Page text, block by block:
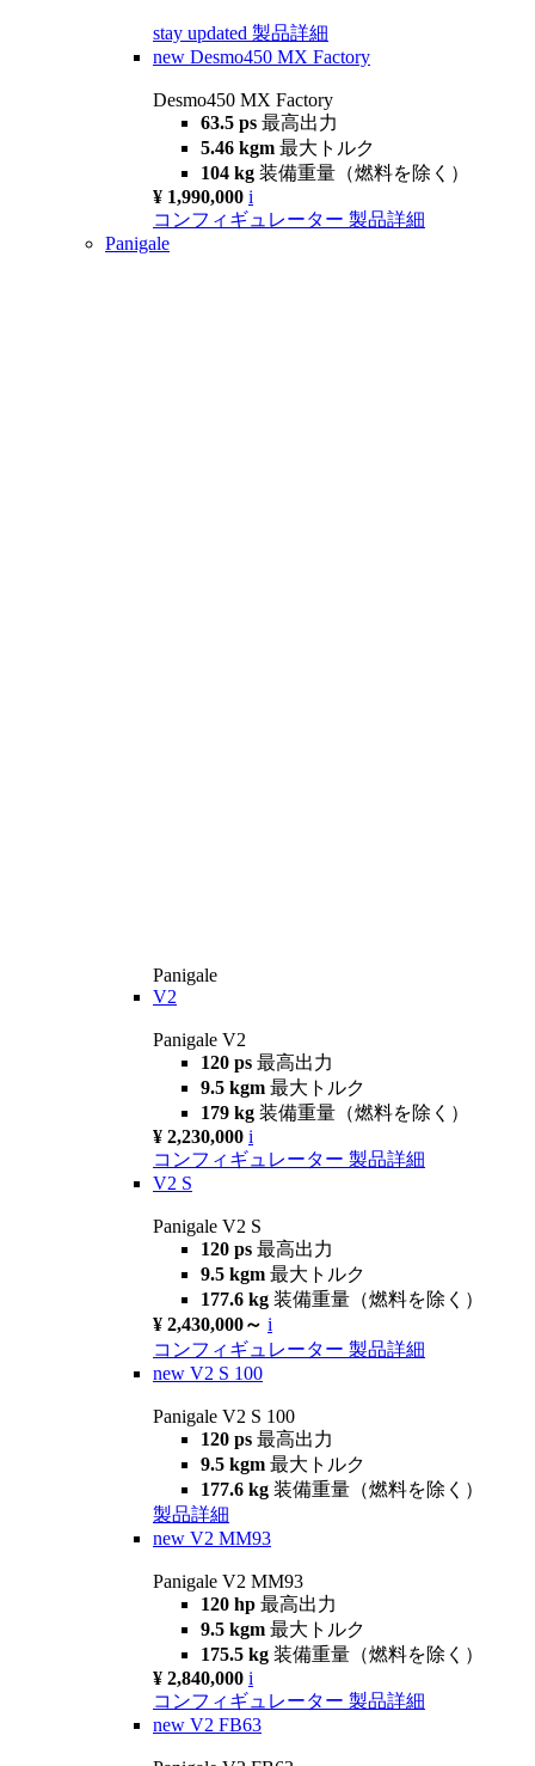
stay updated 製品詳細
new Desmo450 MX Factory
Desmo450 MX Factory
63.5 ps 最高出力
5.46 kgm 最大トルク
104 kg 装備重量（燃料を除く）
¥ 1,990,000 i
コンフィギュレーター 製品詳細
Panigale
Panigale
V2
Panigale V2
120 ps 最高出力
9.5 kgm 最大トルク
179 kg 装備重量（燃料を除く）
¥ 2,230,000 i
コンフィギュレーター 製品詳細
V2 S
Panigale V2 S
120 ps 最高出力
9.5 kgm 最大トルク
177.6 kg 装備重量（燃料を除く）
¥ 2,430,000～ i
コンフィギュレーター 製品詳細
new V2 S 100
Panigale V2 S 100
120 ps 最高出力
9.5 kgm 最大トルク
177.6 kg 装備重量（燃料を除く）
製品詳細
new V2 MM93
Panigale V2 MM93
120 hp 最高出力
9.5 kgm 最大トルク
175.5 kg 装備重量（燃料を除く）
¥ 2,840,000 i
コンフィギュレーター 製品詳細
new V2 FB63